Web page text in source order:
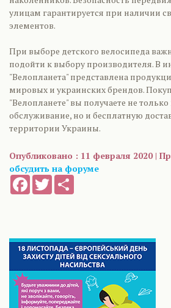
улицам гарантируется при наличии
элементов.
При выборе детского велосипеда
подойти к выбору производителя. В
"Велопланета" представлена
мировых и украинских брендов.
"Велопланете" вы получаете не
обслуживание, но и бесплатную
территории Украины.
Опубликовано : 11 февраля 2020 |
обсудить на форуме
FacebookTwitter